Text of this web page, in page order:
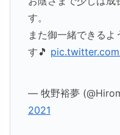
す。
また御一緒できるよ
す🎵
— 牧野裕夢
2021